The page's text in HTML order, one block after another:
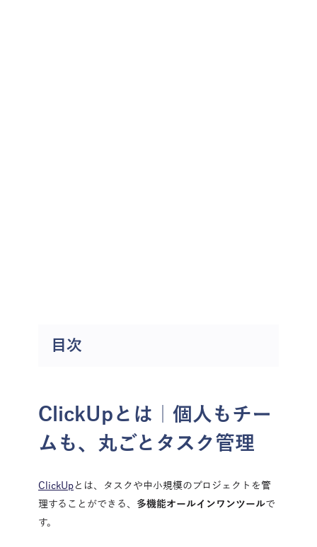
目次
ClickUpとは｜個人もチー
ムも、丸ごとタスク管理
ClickUp とは、タスクや中小規模のプロジェクトを管
理することができる、 多機能オールインワンツールで
す。